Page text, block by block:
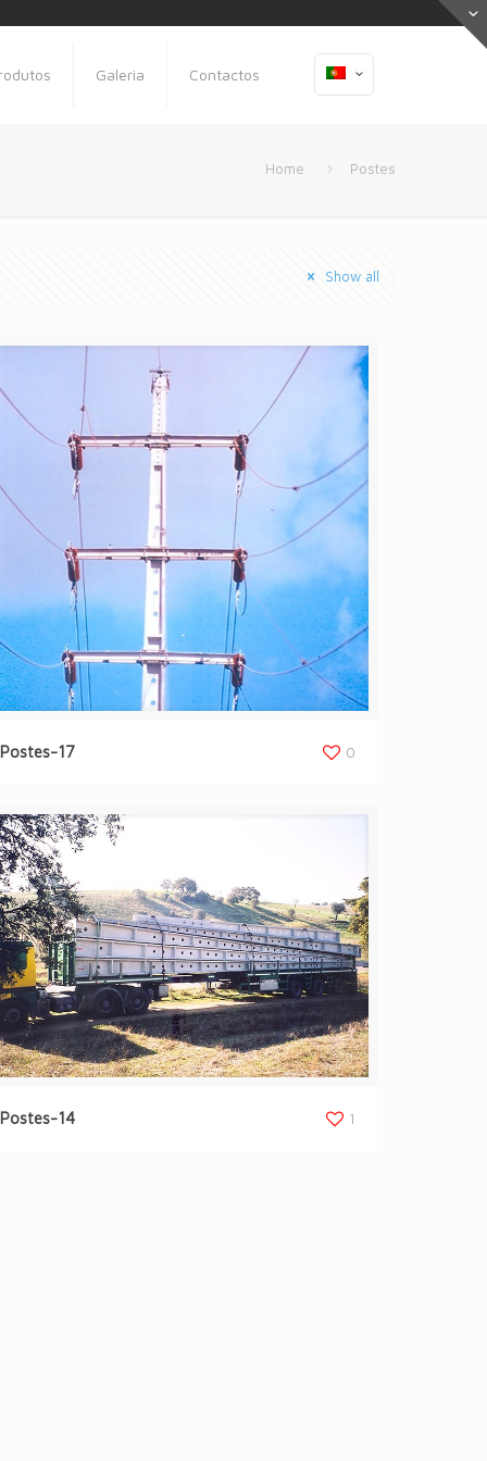
Galeria Contactos
Home Postes
Show all
Postes-17 0
Postes-14 1